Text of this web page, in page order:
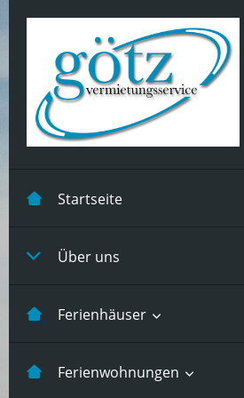
Startseite
Über uns
Ferienhäuser
Kastanienhuus -5 Pers
Ferienwohnungen